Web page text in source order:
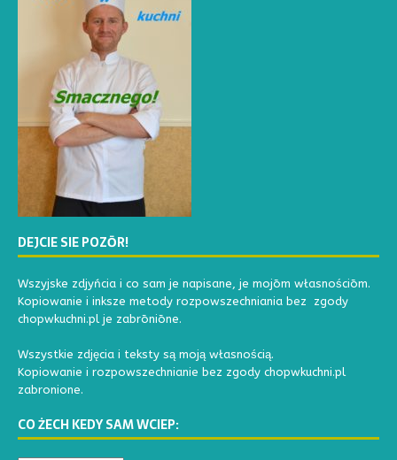
DEJCIE SIE POZŌR!
Wszyjske zdjyńcia i co sam je napisane, je mojōm własnościōm.
Kopiowanie i inksze metody rozpowszechniania bez zgody
chopwkuchni.pl je zabrōniōne.
Wszystkie zdjęcia i teksty są moją własnością.
Kopiowanie i rozpowszechnianie bez zgody chopwkuchni.pl
zabronione.
CO ŻECH KEDY SAM WCIEP: